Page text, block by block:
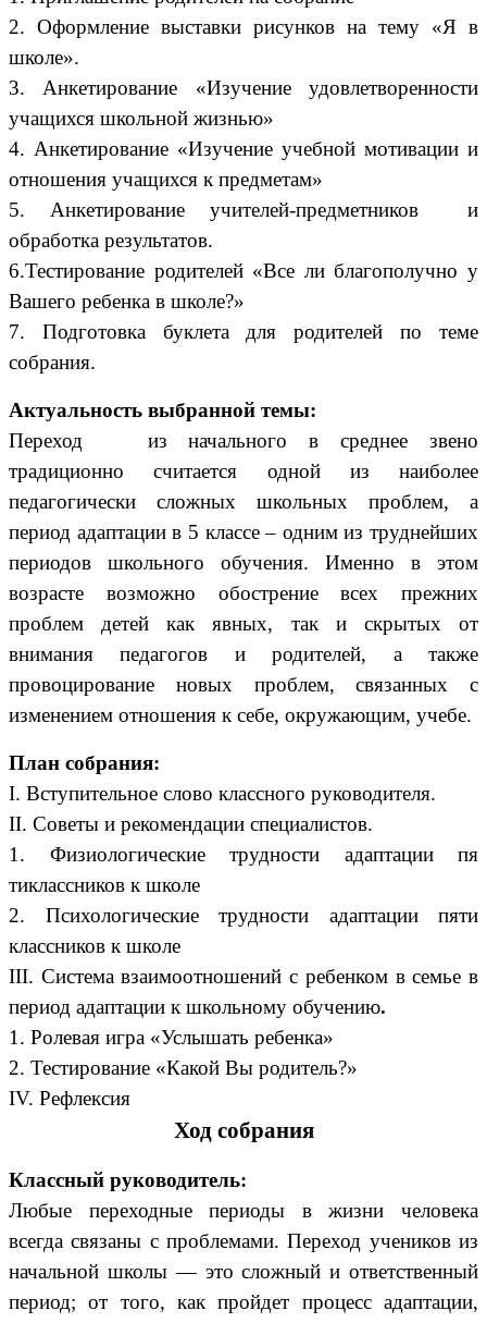
2. Оформление выставки рисунков на тему «Я в
школе».
3. Анкетирование «Изучение удовлетворенности
учащихся школьной жизнью»
4. Анкетирование «Изучение учебной мотивации и
отношения учащихся к предметам»
5. Анкетирование учителей-предметников и
обработка результатов.
6.Тестирование родителей «Все ли благополучно у
Вашего ребенка в школе?»
7. Подготовка буклета для родителей по теме
собрания.
Актуальность выбранной темы:
Переход из начального в среднее звено
традиционно считается одной из наиболее
педагогически сложных школьных проблем, а
период адаптации в 5 классе – одним из труднейших
периодов школьного обучения. Именно в этом
возрасте возможно обострение всех прежних
проблем детей как явных, так и скрытых от
внимания педагогов и родителей, а также
провоцирование новых проблем, связанных с
изменением отношения к себе, окружающим, учебе.
План собрания:
I. Вступительное слово классного руководителя.
II. Cоветы и рекомендации специалистов.
1. Физиологические трудности адаптации пя
тиклассников к школе
2. Психологические трудности адаптации пяти
классников к школе
III. Система взаимоотношений с ребенком в семье в
период адаптации к школьному обучению.
1. Ролевая игра «Услышать ребенка»
2. Тестирование «Какой Вы родитель?»
IV. Рефлексия
Ход собрания
Классный руководитель:
Любые переходные периоды в жизни человека
всегда связаны с проблемами. Переход учеников из
начальной школы — это сложный и ответственный
период; от того, как пройдет процесс адаптации,